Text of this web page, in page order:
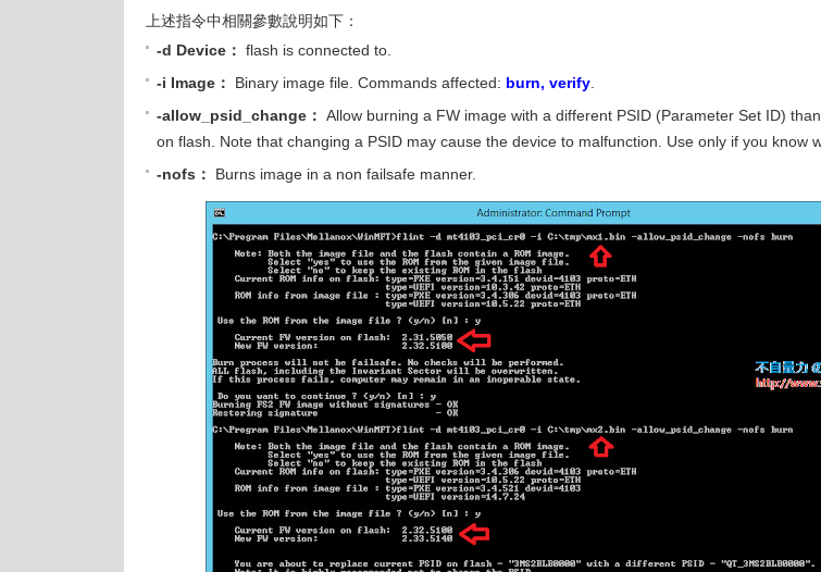
上述指令中相關參數說明如下：
-d Device： flash is connected to.
-i Image：
Binary image file. Commands affected: burn, verify
-allow_psid_change： Allow burning a FW image with a different PSID (Parameter Set ID)
on flash. Note that changing a PSID may cause the device to malfunction. Use only if you know
-nofs：
Burns image in a non failsafe manner.